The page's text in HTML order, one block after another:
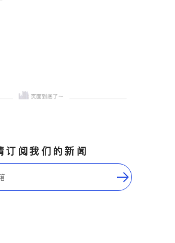
订阅我们的新闻